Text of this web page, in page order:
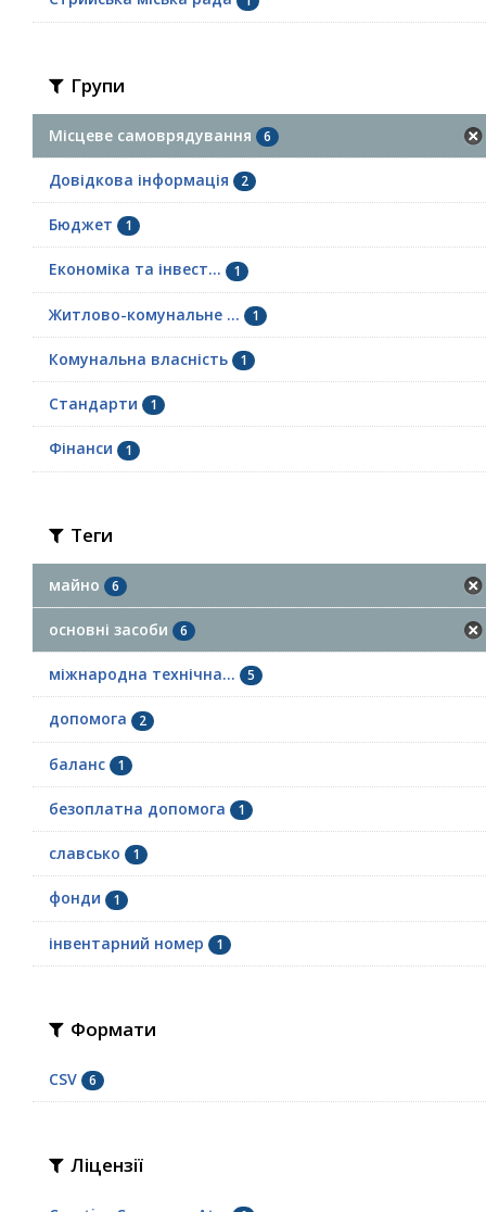
Групи
Місцеве самоврядування 6
Довідкова інформація 2
Бюджет 1
Економіка та інвест... 1
Житлово-комунальне ... 1
Комунальна власність 1
Стандарти 1
Фінанси 1
Теги
майно 6
основні засоби 6
міжнародна технічна... 5
допомога 2
баланс 1
безоплатна допомога 1
славсько 1
фонди 1
інвентарний номер 1
Формати
CSV 6
Ліцензії